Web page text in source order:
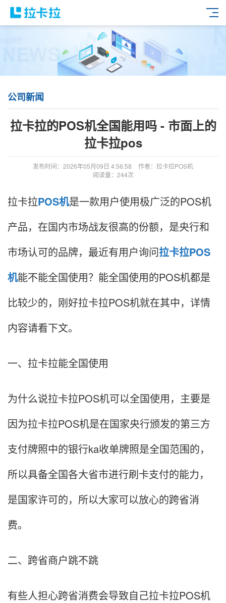
公司新闻
拉卡拉的POS机全国能用吗 - 市面上的
拉卡拉pos
发布时间：2026年05月09日 4:56:58
作者：拉卡拉POS机
阅读量：244次
拉卡拉POS机是一款用户使用极广泛的POS机
产品，在国内市场战友很高的份额，是央行和
市场认可的品牌，最近有用户询问拉卡拉POS
机能不能全国使用？能全国使用的POS机都是
比较少的，刚好拉卡拉POS机就在其中，详情
内容请看下文。
一、拉卡拉能全国使用
为什么说拉卡拉POS机可以全国使用，主要是
因为拉卡拉POS机是在国家央行颁发的第三方
支付牌照中的银行ka收单牌照是全国范围的，
所以具备全国各大省市进行刷卡支付的能力，
是国家许可的，所以大家可以放心的跨省消
费。
二、跨省商户跳不跳
有些人担心跨省消费会导致自己拉卡拉POS机